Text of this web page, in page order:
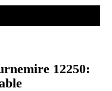
12250: